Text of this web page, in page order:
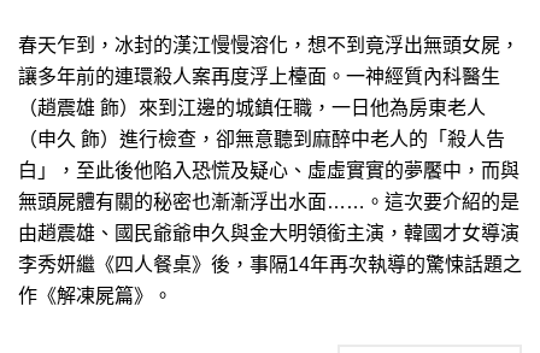
春天乍到，冰封的漢江慢慢溶化，想不到竟浮出無頭女屍，
讓多年前的連環殺人案再度浮上檯面。一神經質內科醫生
（趙震雄 飾）來到江邊的城鎮任職，一日他為房東老人
（申久 飾）進行檢查，卻無意聽到麻醉中老人的「殺人告
白」，至此後他陷入恐慌及疑心、虛虛實實的夢饜中，而與
無頭屍體有關的秘密也漸漸浮出水面……。這次要介紹的是
由趙震雄、國民爺爺申久與金大明領銜主演，韓國才女導演
李秀妍繼《四人餐桌》後，事隔14年再次執導的驚悚話題之
作《解凍屍篇》。